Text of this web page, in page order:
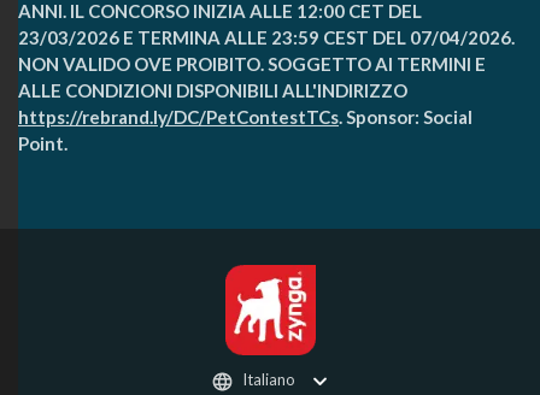
ANNI. IL CONCORSO INIZIA ALLE 12:00 CET DEL
23/03/2026 E TERMINA ALLE 23:59 CEST DEL 07/04/2026.
NON VALIDO OVE PROIBITO. SOGGETTO AI TERMINI E
ALLE CONDIZIONI DISPONIBILI ALL'INDIRIZZO
https://rebrand.ly/DC/PetContestTCs. Sponsor: Social
Point.
Italiano